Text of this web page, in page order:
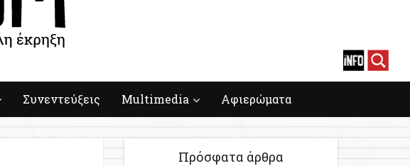
Συνεντεύξεις Multimedia Αφιερώματα
Πρόσφατα άρθρα